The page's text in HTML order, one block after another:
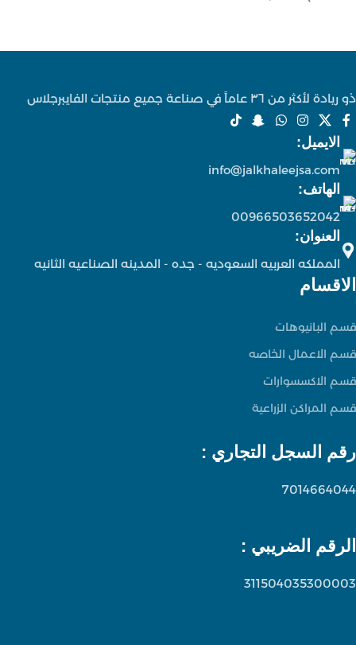
ذو ريادة لأكثر من ٣٦ عاماً في صناعة جميع منتجات الفايبرجلاس
الايميل:
info@jalkhaleejsa.com
الهاتف:
00966503652042
العنوان:
المملكه العربيه السعوديه - جده - المدينه الصناعيه الثانيه
الاقسام
قسم البانيوهات
قسم الاعمال الخاصه
قسم الاكسسوارات
قسم المراكن الزراعية
رقم السجل التجاري :
7014664044
الرقم الضريبي :
311504035300003